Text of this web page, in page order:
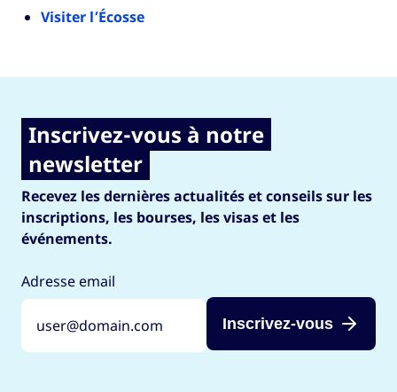
Visiter l’Écosse
Inscrivez-vous à notre
newsletter
Recevez les dernières actualités et conseils sur les
inscriptions, les bourses, les visas et les
événements.
Adresse email
Inscrivez-vous